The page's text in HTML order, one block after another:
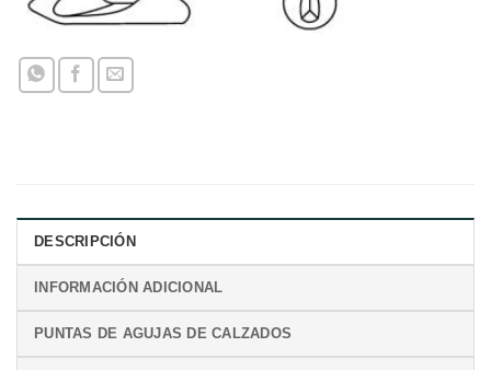
DESCRIPCIÓN
INFORMACIÓN ADICIONAL
PUNTAS DE AGUJAS DE CALZADOS